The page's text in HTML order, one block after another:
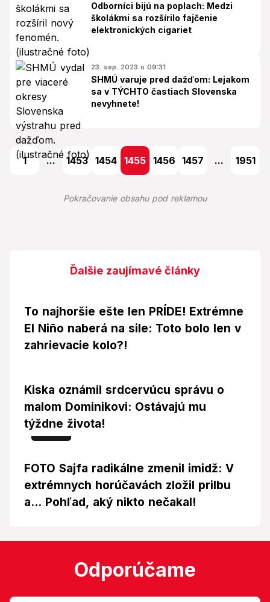
Odborníci bijú na poplach: Medzi
školákmi sa rozšírilo fajčenie
elektronických cigariet
23. sep. 2023 o 09:31
SHMÚ varuje pred dažďom: Lejakom
sa v TÝCHTO častiach Slovenska
nevyhnete!
1 ... 1453 1454 1455 1456 1457 ... 1951
Pokračovanie obsahu pod reklamou
Ďalšie zaujímavé články
To najhoršie ešte len PRÍDE! Extrémne
El Niño naberá na sile: Toto bolo len v
zahrievacie kolo?!
Kiska oznámil srdcervúcu správu o
malom Dominikovi: Ostávajú mu
týždne života!
Foto
FOTO Sajfa radikálne zmenil imidž: V
extrémnych horúčavách zložil prilbu
a... Pohľad, aký nikto nečakal!
Odporúčame